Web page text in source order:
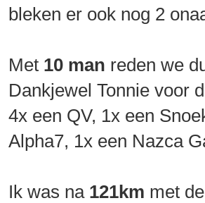
bleken er ook nog 2
Met 10 man reden we
Dankjewel Tonnie voor
4x een QV, 1x een
Alpha7, 1x een Nazca
Ik was na 121km met